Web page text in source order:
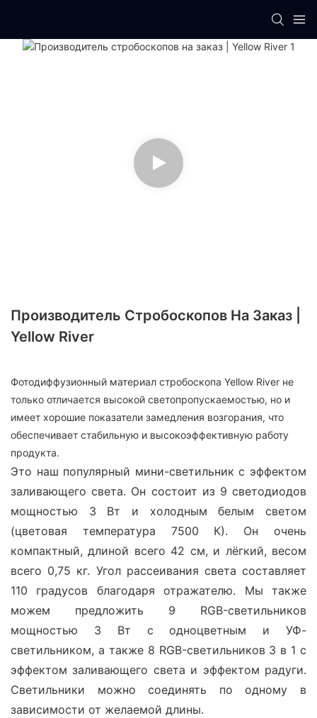
Производитель Стробоскопов На Заказ |
Yellow River
Фотодиффузионный материал стробоскопа Yellow River не
только отличается высокой светопропускаемостью, но и
имеет хорошие показатели замедления возгорания, что
обеспечивает стабильную и высокоэффективную работу
продукта.
Это наш популярный мини-светильник с эффектом
заливающего света. Он состоит из 9 светодиодов
мощностью 3 Вт и холодным белым светом
(цветовая температура 7500 К). Он очень
компактный, длиной всего 42 см, и лёгкий, весом
всего 0,75 кг. Угол рассеивания света составляет
110 градусов благодаря отражателю. Мы также
можем предложить 9 RGB-светильников
мощностью 3 Вт с одноцветным и УФ-
светильником, а также 8 RGB-светильников 3 в 1 с
эффектом заливающего света и эффектом радуги.
Светильники можно соединять по одному в
зависимости от желаемой длины.